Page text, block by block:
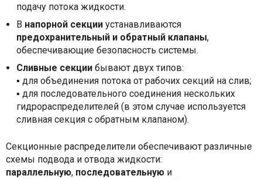
подачу потока жидкости.
В напорной секции устанавливаются
предохранительный и обратный клапаны,
обеспечивающие безопасность системы.
Сливные секции бывают двух типов:
▪ для объединения потока от рабочих секций на слив;
▪ для последовательного соединения нескольких
гидрораспределителей (в этом случае используется
сливная секция с обратным клапаном).
Секционные распределители обеспечивают различные
схемы подвода и отвода жидкости:
параллельную, последовательную и